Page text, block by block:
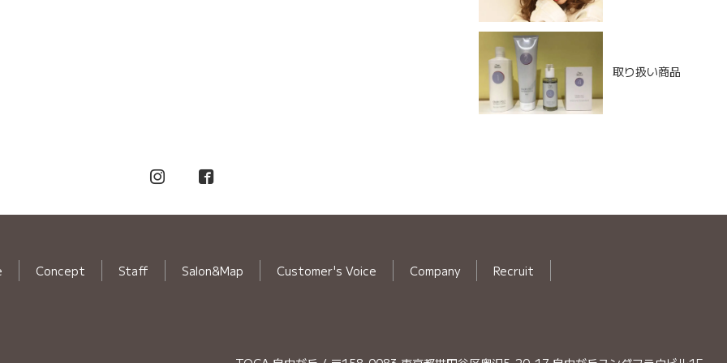
取り扱い商品
Concept Staff Salon&Map Customer's Voice Company Recruit